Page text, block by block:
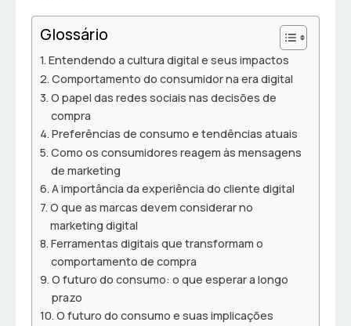
Glossário
Entendendo a cultura digital e seus impactos
Comportamento do consumidor na era digital
O papel das redes sociais nas decisões de
compra
Preferências de consumo e tendências atuais
Como os consumidores reagem às mensagens
de marketing
A importância da experiência do cliente digital
O que as marcas devem considerar no
marketing digital
Ferramentas digitais que transformam o
comportamento de compra
O futuro do consumo: o que esperar a longo
prazo
O futuro do consumo e suas implicações